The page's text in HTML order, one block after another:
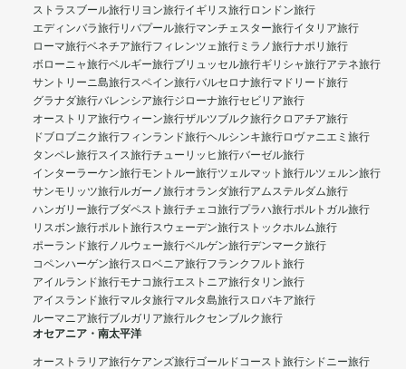
ストラスブール旅行リヨン旅行イギリス旅行ロンドン旅行
エディンバラ旅行リバプール旅行マンチェスター旅行イタリア旅行
ローマ旅行ベネチア旅行フィレンツェ旅行 ミラノ旅行ナポリ旅行
ボローニャ旅行ベルギー旅行ブリュッセル旅行ギリシャ旅行アテネ旅行
サントリーニ島旅行スペイン旅行バルセロナ旅行マドリード旅行
グラナダ旅行バレンシア旅行ジローナ旅行セビリア旅行
オーストリア旅行ウィーン旅行ザルツブルク旅行クロアチア旅行
ドブロブニク旅行フィンランド旅行ヘルシンキ旅行ロヴァニエミ旅行
タンペレ旅行スイス旅行チューリッヒ旅行バーゼル旅行
インターラーケン旅行モントルー旅行ツェルマット旅行ルツェルン旅行
サンモリッツ旅行ルガーノ旅行オランダ旅行アムステルダム旅行
ハンガリー旅行ブダペスト旅行チェコ旅行プラハ旅行ポルトガル旅行
リスボン旅行ポルト旅行スウェーデン旅行ストックホルム旅行
ポーランド旅行ノルウェー旅行ベルゲン旅行デンマーク旅行
コペンハーゲン旅行スロベニア旅行フランクフルト旅行
アイルランド旅行モナコ旅行エストニア旅行タリン旅行
アイスランド旅行マルタ旅行マルタ島旅行スロバキア旅行
ルーマニア旅行ブルガリア旅行ルクセンブルク旅行
オセアニア・南太平洋
オーストラリア旅行ケアンズ旅行ゴールドコースト旅行シドニー旅行